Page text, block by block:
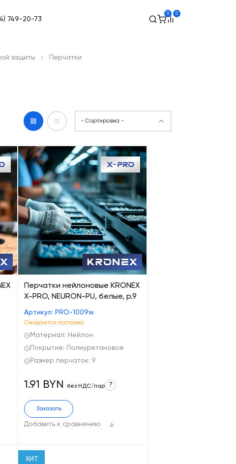
749-20-73
0 0
защиты Перчатки
- Сортировка -
Перчатки нейлоновые KRONEX
X-PRO, NEURON-PU, белые, р.9
Артикул: PRO-1009w
Ожидается поставка
Материал: Нейлон
Покрытие: Полиуретановое
Размер перчаток: 9
Добавить к сравнению
1.91 BYN без НДС/пар ?
Заказать
ХИТ